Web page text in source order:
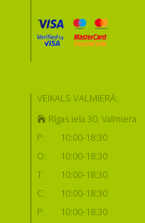
VEIKALS VALMIERĀ:
Rīgas iela 30, Valmiera
P:
10:00-18:30
O:
10:00-18:30
T:
10:00-18:30
C:
10:00-18:30
P:
10:00-18:30